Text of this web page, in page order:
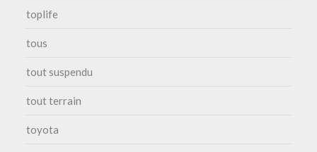
toplife
tous
tout suspendu
tout terrain
toyota